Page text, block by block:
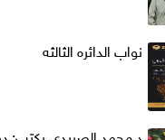
نواب الدائره الثالثه